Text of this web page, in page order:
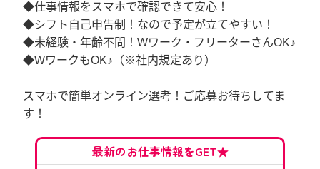
◆仕事情報をスマホで確認できて安心！
◆シフト自己申告制！なので予定が立てやすい！
◆未経験・年齢不問！Wワーク・フリーターさんOK♪
◆WワークもOK♪（※社内規定あり）
スマホで簡単オンライン選考！ご応募お待ちしてま
す！
最新のお仕事情報をGET★